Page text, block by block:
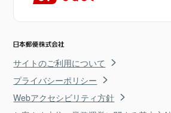
サイトのご利用について
プライバシーポリシー
Webアクセシビリティ方針